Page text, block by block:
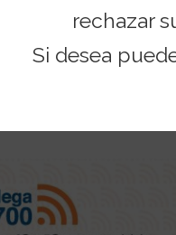
rechazar
Si desea
CANALES DE